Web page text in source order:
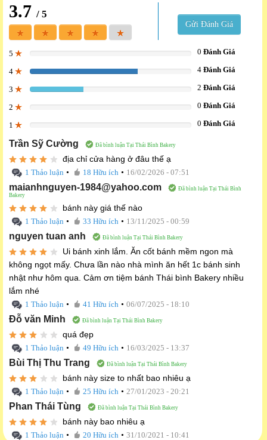
3.7 / 5
Gửi Đánh Giá
5 0Đánh Giá
4 66.666666666667% 4Đánh Giá
3 33.333333333333% 2Đánh Giá
2 0Đánh Giá
1 0Đánh Giá
Trần Sỹ Cường Đã bình luận Tại Thái Bình Bakery
địa chỉ cửa hàng ở đâu thế ạ
1 Thảo luận • 18 Hữu ích • 16/02/2026 - 07:51
maianhnguyen-1984@yahoo.com
Đã bình luận Tại Thái Bình
Bakery
bánh này giá thế nào
1 Thảo luận • 33 Hữu ích • 13/11/2025 - 00:59
nguyen tuan anh Đã bình luận Tại Thái Bình Bakery
Ui bánh xinh lắm. Ăn cốt bánh mềm ngon mà
không ngọt mấy. Chưa lần nào nhà mình ăn hết 1c bánh sinh
nhật như hôm qua. Cảm ơn tiệm bánh Thái bình Bakery nhiều
lắm nhé
1 Thảo luận • 41 Hữu ích • 06/07/2025 - 18:10
Đỗ văn Minh Đã bình luận Tại Thái Bình Bakery
quá đẹp
1 Thảo luận • 49 Hữu ích • 16/03/2025 - 13:37
Bùi Thị Thu Trang Đã bình luận Tại Thái Bình Bakery
bánh này size to nhất bao nhiêu ạ
1 Thảo luận • 25 Hữu ích • 27/01/2023 - 20:21
Phan Thái Tùng Đã bình luận Tại Thái Bình Bakery
bánh này bao nhiêu ạ
1 Thảo luận • 20 Hữu ích • 31/10/2021 - 10:41